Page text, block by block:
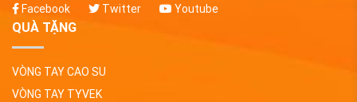
Facebook Twitter Youtube
QUÀ TẶNG
VÒNG TAY CAO SU
VÒNG TAY TYVEK